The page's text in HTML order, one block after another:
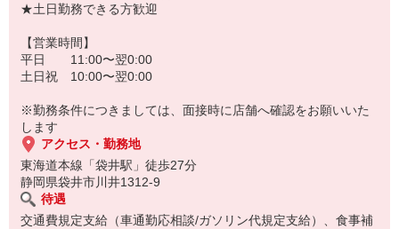
★土日勤務できる方歓迎
【営業時間】
平日 11:00〜翌0:00
土日祝 10:00〜翌0:00
※勤務条件につきましては、面接時に店舗へ確認をお願いいた
します
アクセス・勤務地
東海道本線「袋井駅」徒歩27分
静岡県袋井市川井1312-9
待遇
交通費規定支給（車通勤応相談/ガソリン代規定支給）、食事補